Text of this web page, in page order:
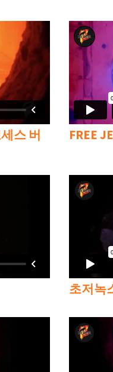
스 버 FREE
초저녹